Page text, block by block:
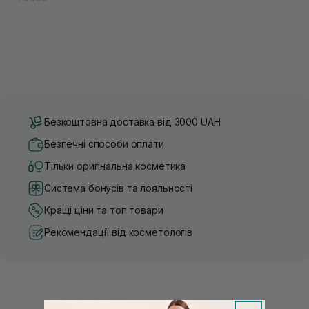
Безкоштовна доставка від 3000 UAH
Безпечні способи оплати
Тільки оригінальна косметика
Система бонусів та лояльності
Кращі ціни та топ товари
Рекомендації від косметологів